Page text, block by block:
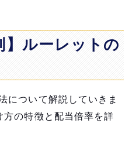
】ルーレットの
について解説していきま
の特徴と配当倍率を詳